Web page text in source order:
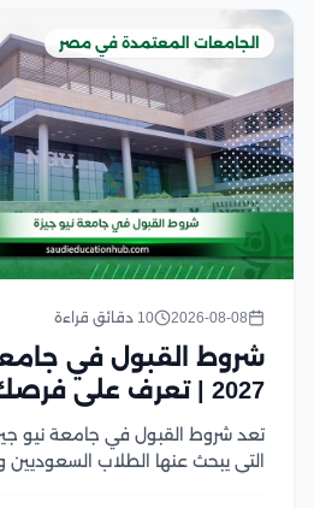
الجامعات المعتمدة في مصر
2026-08-08 10 دقائق قراءة
شروط القبول في
2027 | تعرف على فرصك قبل التقديم
تعد شروط القبول في جامعة نيو
التي يبحث عنها الطلاب السعوديين